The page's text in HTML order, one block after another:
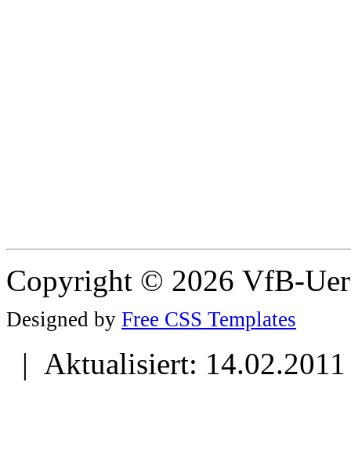
Copyright © 2026 VfB-
Designed by Free CSS Templates
| Aktualisiert: 14.02.2011